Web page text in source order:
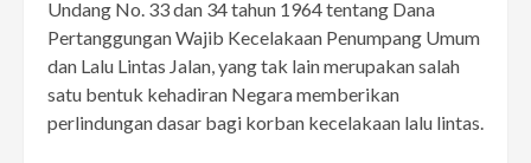
Undang No. 33 dan 34 tahun 1964 tentang Dana
Pertanggungan Wajib Kecelakaan Penumpang Umum
dan Lalu Lintas Jalan, yang tak lain merupakan salah
satu bentuk kehadiran Negara memberikan
perlindungan dasar bagi korban kecelakaan lalu lintas.